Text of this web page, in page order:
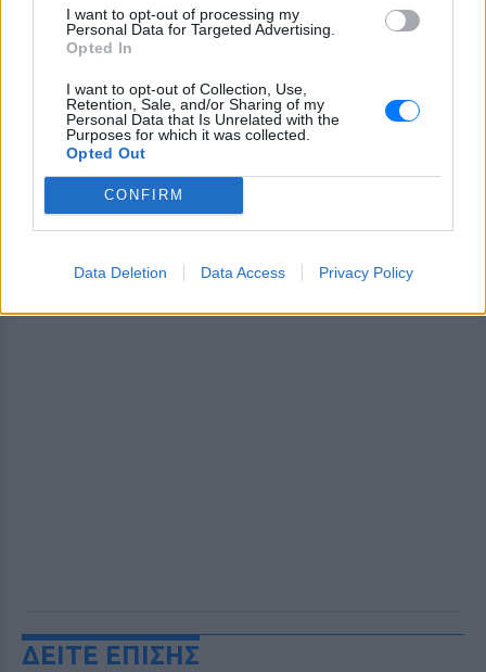
I want to opt-out of processing my
Personal Data for Targeted Advertising.
Opted In
I want to opt-out of Collection, Use,
Retention, Sale, and/or Sharing of my
Personal Data that Is Unrelated with the
Purposes for which it was collected.
Opted Out
CONFIRM
Data Deletion Data Access Privacy Policy
Για ακόμη περισσότερανέα, μπείτε στηνροή
ειδήσεωντου E-Daily.gr
Ακολουθήστε το E-Radio.gr και στο Instagram
ΔΙΑΦΗΜΙΣΗ
ΔΕΙΤΕ ΕΠΙΣΗΣ